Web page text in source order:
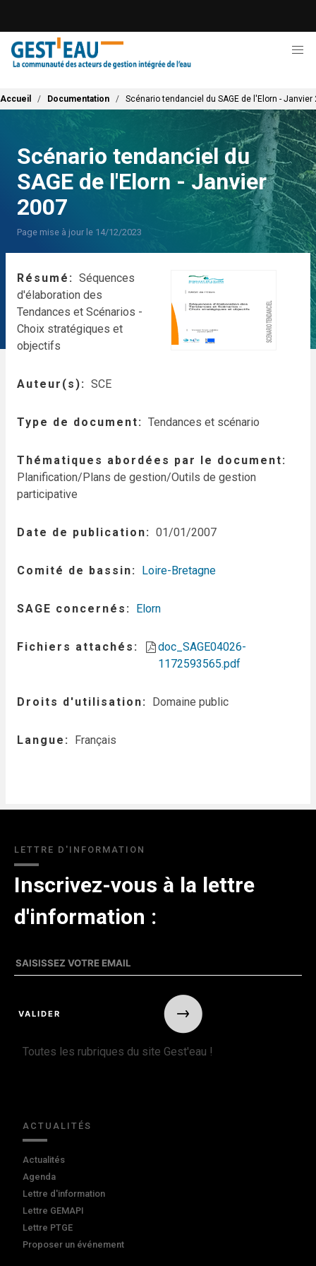
contenu
principal
Fil d'Ariane
Accueil Documentation Scénario tendanciel du SAGE de l'Elorn - Janvier
Scénario tendanciel du
SAGE de l'Elorn - Janvier
2007
Page mise à jour le 14/12/2023
Résumé
Séquences
d'élaboration des
Tendances et Scénarios -
Choix stratégiques et
objectifs
Auteur(s) SCE
Type de document Tendances et scénario
Thématiques abordées par le document
Planification/Plans de gestion/Outils de gestion
participative
Date de publication 01/01/2007
Comité de bassin Loire-Bretagne
SAGE concernés Elorn
Fichiers attachés
doc_SAGE04026-
1172593565.pdf
Droits d'utilisation Domaine public
Langue Français
LETTRE D'INFORMATION
Inscrivez-vous à la lettre
d'information :
Toutes les rubriques du site Gest'eau !
ACTUALITÉS
Actualités
Agenda
Lettre d'information
Lettre GEMAPI
Lettre PTGE
Proposer un événement